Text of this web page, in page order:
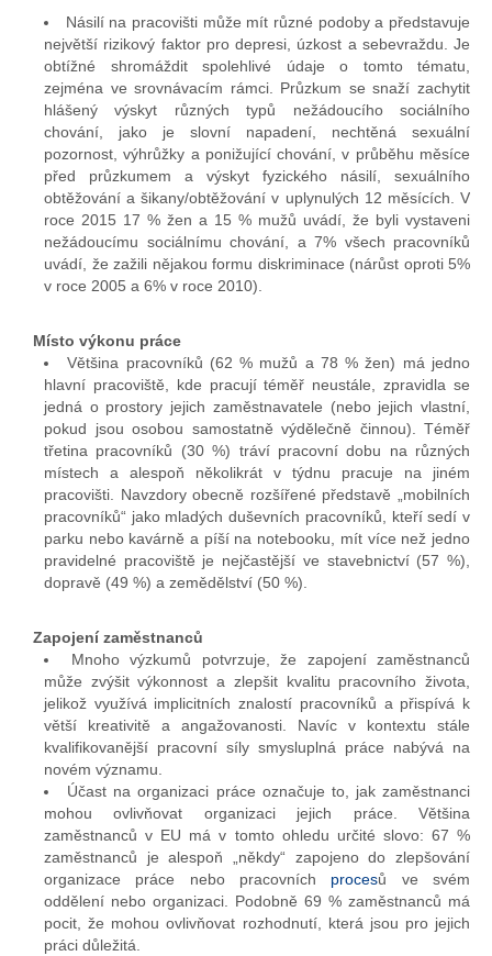
Násilí na pracovišti může mít různé podoby a představuje
největší rizikový faktor pro depresi, úzkost a sebevraždu. Je
obtížné shromáždit spolehlivé údaje o tomto tématu,
zejména ve srovnávacím rámci. Průzkum se snaží zachytit
hlášený výskyt různých typů nežádoucího sociálního
chování, jako je slovní napadení, nechtěná sexuální
pozornost, výhrůžky a ponižující chování, v průběhu měsíce
před průzkumem a výskyt fyzického násilí, sexuálního
obtěžování a šikany/obtěžování v uplynulých 12 měsících. V
roce 2015 17 % žen a 15 % mužů uvádí, že byli vystaveni
nežádoucímu sociálnímu chování, a 7% všech pracovníků
uvádí, že zažili nějakou formu diskriminace (nárůst oproti 5%
v roce 2005 a 6% v roce 2010).
Místo výkonu práce
Většina pracovníků (62 % mužů a 78 % žen) má jedno
hlavní pracoviště, kde pracují téměř neustále, zpravidla se
jedná o prostory jejich zaměstnavatele (nebo jejich vlastní,
pokud jsou osobou samostatně výdělečně činnou). Téměř
třetina pracovníků (30 %) tráví pracovní dobu na různých
místech a alespoň několikrát v týdnu pracuje na jiném
pracovišti. Navzdory obecně rozšířené představě „mobilních
pracovníků“ jako mladých duševních pracovníků, kteří sedí v
parku nebo kavárně a píší na notebooku, mít více než jedno
pravidelné pracoviště je nejčastější ve stavebnictví (57 %),
dopravě (49 %) a zemědělství (50 %).
Zapojení zaměstnanců
Mnoho výzkumů potvrzuje, že zapojení zaměstnanců
může zvýšit výkonnost a zlepšit kvalitu pracovního života,
jelikož využívá implicitních znalostí pracovníků a přispívá k
větší kreativitě a angažovanosti. Navíc v kontextu stále
kvalifikovanější pracovní síly smysluplná práce nabývá na
novém významu.
Účast na organizaci práce označuje to, jak zaměstnanci
mohou ovlivňovat organizaci jejich práce. Většina
zaměstnanců v EU má v tomto ohledu určité slovo: 67 %
zaměstnanců je alespoň „někdy“ zapojeno do zlepšování
organizace práce nebo pracovních procesů ve svém
oddělení nebo organizaci. Podobně 69 % zaměstnanců má
pocit, že mohou ovlivňovat rozhodnutí, která jsou pro jejich
práci důležitá.